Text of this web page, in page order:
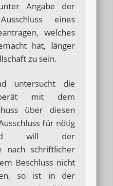
Angabe der
eines
welches
hat, länger
zu sein.
untersucht die
mit dem
über diesen
für nötig
will der
nach schriftlicher
Beschluss nicht
so ist in der